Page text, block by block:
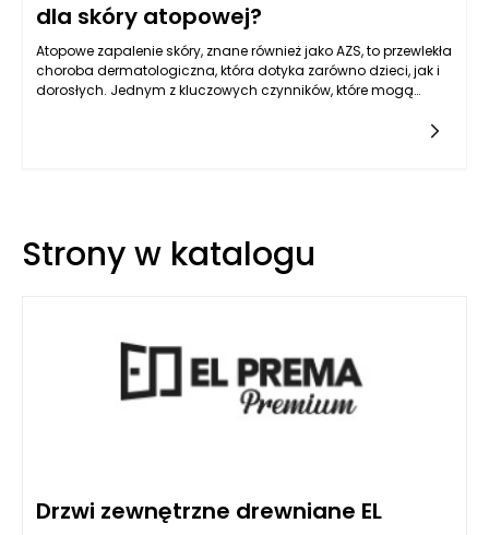
dla skóry atopowej?
Atopowe zapalenie skóry, znane również jako AZS, to przewlekła
choroba dermatologiczna, która dotyka zarówno dzieci, jak i
dorosłych. Jednym z kluczowych czynników, które mogą
Strony w katalogu
Drzwi zewnętrzne drewniane EL